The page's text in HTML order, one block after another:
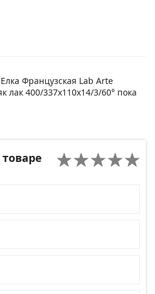
Французская Lab Arte
лак 400/337х110х14/3/60° пока